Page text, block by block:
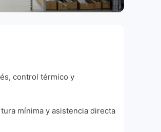
control térmico y
mínima y asistencia directa